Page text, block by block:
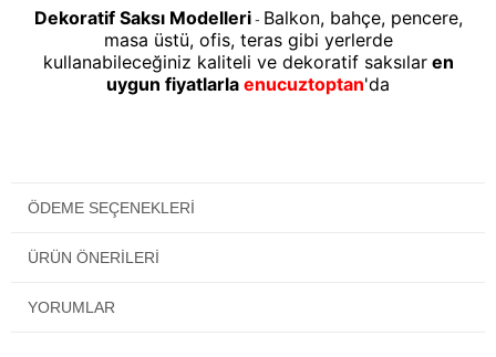
Dekoratif Saksı Modelleri- Balkon, bahçe, pencere,
masa üstü, ofis, teras gibi yerlerde
kullanabileceğiniz kaliteli ve dekoratif saksılaren
uygun fiyatlarla enucuztoptan'da
ÖDEME SEÇENEKLERI
ÜRÜN ÖNERILERI
YORUMLAR